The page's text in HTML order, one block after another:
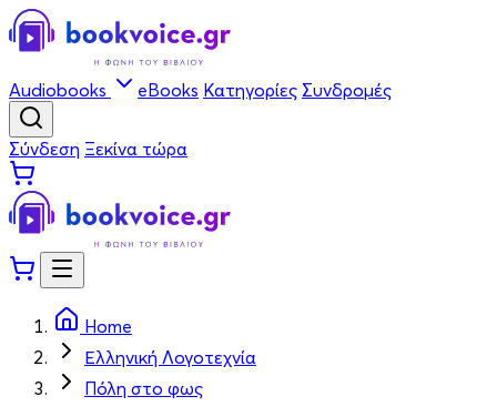
Audiobooks eBooks Κατηγορίες Συνδρομές
Σύνδεση Ξεκίνα τώρα
Home
Ελληνική Λογοτεχνία
Πόλη στο φως